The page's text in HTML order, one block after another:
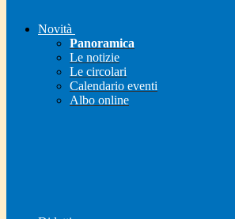
Novità
Panoramica
Le notizie
Le circolari
Calendario eventi
Albo online